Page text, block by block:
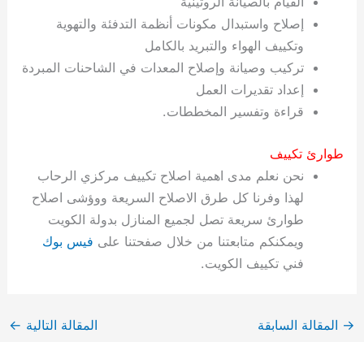
إصلاح واستبدال مكونات أنظمة التدفئة والتهوية
وتكييف الهواء والتبريد بالكامل
تركيب وصيانة وإصلاح المعدات في الشاحنات المبردة
إعداد تقديرات العمل
قراءة وتفسير المخططات.
طوارئ تكييف
نحن نعلم مدى اهمية اصلاح تكييف مركزي الرحاب
لهذا وفرنا كل طرق الاصلاح السريعة ووؤشى اصلاح
طوارئ سريعة تصل لجميع المنازل بدولة الكويت
ويمكنكم متابعتنا من خلال صفحتنا على فيس بوك
فني تكييف الكويت.
→ المقالة السابقة المقالة التالية ←